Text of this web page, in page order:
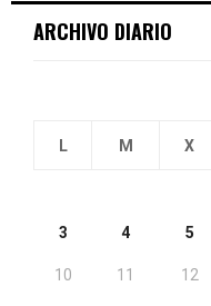
ARCHIVO DIARIO
L M X
3 4 5
10 11 12